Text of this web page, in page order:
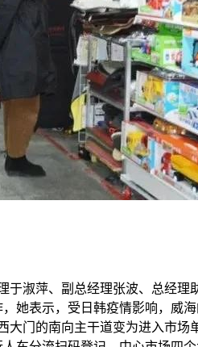
于淑萍、副总经理张波、总经
她表示，受日韩疫情影响，威
门的南向主干道变为进入市